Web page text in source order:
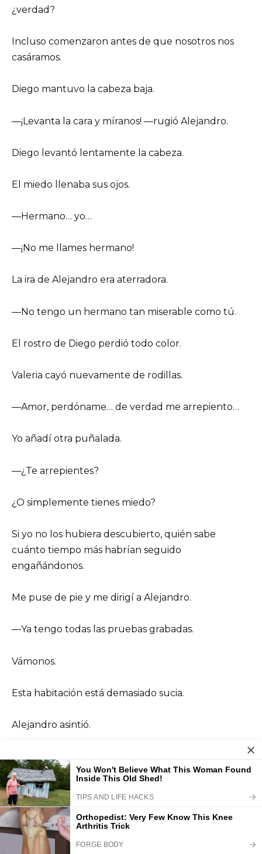
¿verdad?
Incluso comenzaron antes de que nosotros nos
casáramos.
Diego mantuvo la cabeza baja.
—¡Levanta la cara y míranos! —rugió Alejandro.
Diego levantó lentamente la cabeza.
El miedo llenaba sus ojos.
—Hermano… yo…
—¡No me llames hermano!
La ira de Alejandro era aterradora.
—No tengo un hermano tan miserable como tú.
El rostro de Diego perdió todo color.
Valeria cayó nuevamente de rodillas.
—Amor, perdóname… de verdad me arrepiento…
Yo añadí otra puñalada.
—¿Te arrepientes?
¿O simplemente tienes miedo?
Si yo no los hubiera descubierto, quién sabe
cuánto tiempo más habrían seguido
engañándonos.
Me puse de pie y me dirigí a Alejandro.
—Ya tengo todas las pruebas grabadas.
Vámonos.
Esta habitación está demasiado sucia.
Alejandro asintió.
—¡Esperen!
¡No se vayan!
Diego cayó de rodillas.